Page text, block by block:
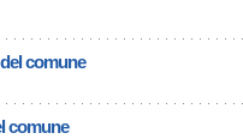
comune
comune